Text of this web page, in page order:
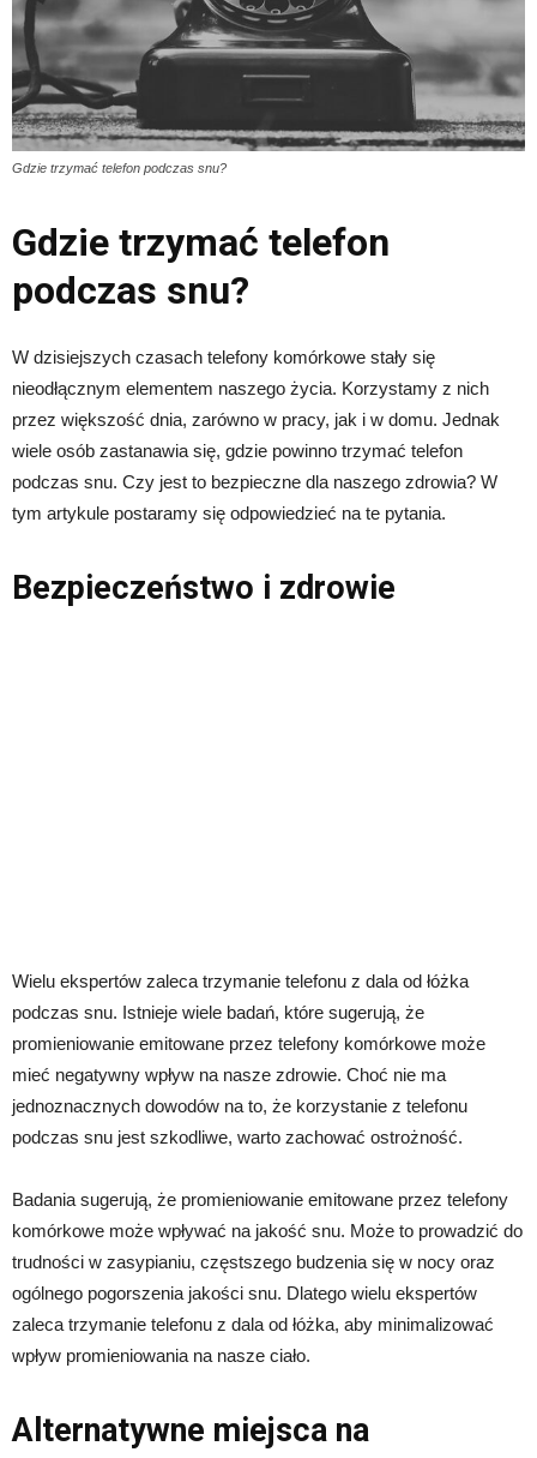
Gdzie trzymać telefon podczas snu?
Gdzie trzymać telefon
podczas snu?
W dzisiejszych czasach telefony komórkowe stały się
nieodłącznym elementem naszego życia. Korzystamy z nich
przez większość dnia, zarówno w pracy, jak i w domu. Jednak
wiele osób zastanawia się, gdzie powinno trzymać telefon
podczas snu. Czy jest to bezpieczne dla naszego zdrowia? W
tym artykule postaramy się odpowiedzieć na te pytania.
Bezpieczeństwo i zdrowie
Wielu ekspertów zaleca trzymanie telefonu z dala od łóżka
podczas snu. Istnieje wiele badań, które sugerują, że
promieniowanie emitowane przez telefony komórkowe może
mieć negatywny wpływ na nasze zdrowie. Choć nie ma
jednoznacznych dowodów na to, że korzystanie z telefonu
podczas snu jest szkodliwe, warto zachować ostrożność.
Badania sugerują, że promieniowanie emitowane przez telefony
komórkowe może wpływać na jakość snu. Może to prowadzić do
trudności w zasypianiu, częstszego budzenia się w nocy oraz
ogólnego pogorszenia jakości snu. Dlatego wielu ekspertów
zaleca trzymanie telefonu z dala od łóżka, aby minimalizować
wpływ promieniowania na nasze ciało.
Alternatywne miejsca na